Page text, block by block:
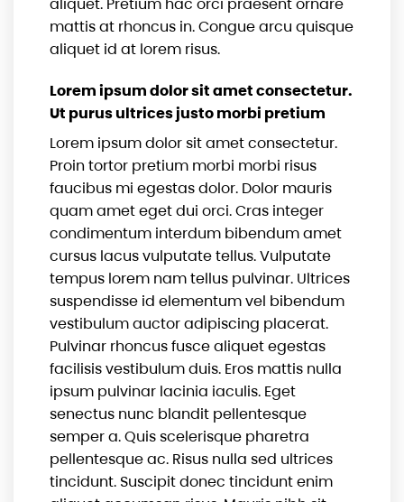
mattis at rhoncus in. Congue arcu quisque
aliquet id at lorem risus.
Lorem ipsum dolor sit amet consectetur.
Ut purus ultrices justo morbi pretium
Lorem ipsum dolor sit amet consectetur.
Proin tortor pretium morbi morbi risus
faucibus mi egestas dolor. Dolor mauris
quam amet eget dui orci. Cras integer
condimentum interdum bibendum amet
cursus lacus vulputate tellus. Vulputate
tempus lorem nam tellus pulvinar. Ultrices
suspendisse id elementum vel bibendum
vestibulum auctor adipiscing placerat.
Pulvinar rhoncus fusce aliquet egestas
facilisis vestibulum duis. Eros mattis nulla
ipsum pulvinar lacinia iaculis. Eget
senectus nunc blandit pellentesque
semper a. Quis scelerisque pharetra
pellentesque ac. Risus nulla sed ultrices
tincidunt. Suscipit donec tincidunt enim